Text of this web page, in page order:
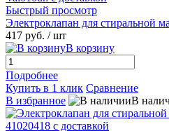
Быстрый просмотр
Электроклапан для стиральной
417 руб. / шт
В корзину
Подробнее
Купить в 1 клик Сравнение
В избранное
В